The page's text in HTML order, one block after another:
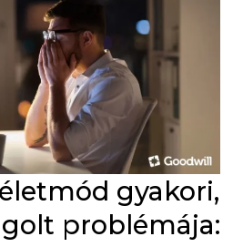
gyakori,
problémája: